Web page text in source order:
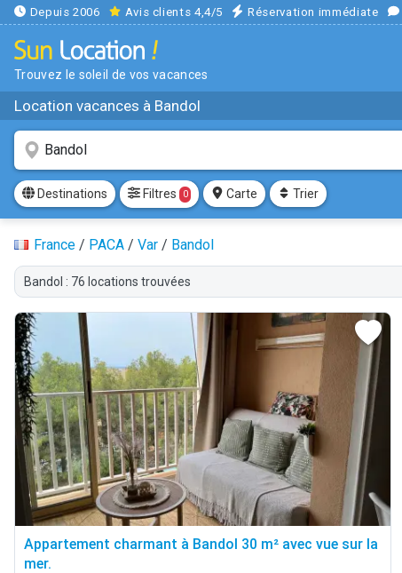
Depuis 2006 Avis clients 4,4/5 Réservation immédiate
Trouvez le soleil de vos vacances
Location vacances à Bandol
Destinations Filtres 0 Carte Trier
France / PACA / Var / Bandol
Bandol : 76 locations trouvées
Appartement charmant à Bandol 30 m² avec vue sur la
mer.